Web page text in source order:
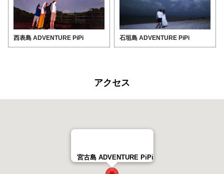
西表島 ADVENTURE PiPi 石垣島 ADVENTURE PiPi
アクセス
宮古島 ADVENTURE PiPi